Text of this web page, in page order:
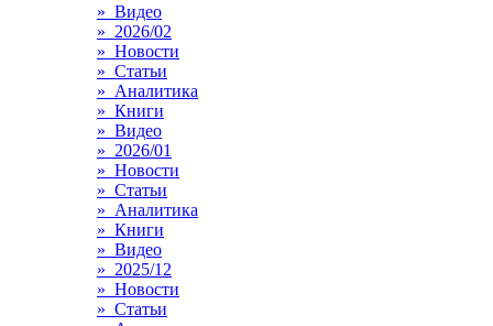
» Видео
» 2026/02
» Новости
» Статьи
» Аналитика
» Книги
» Видео
» 2026/01
» Новости
» Статьи
» Аналитика
» Книги
» Видео
» 2025/12
» Новости
» Статьи